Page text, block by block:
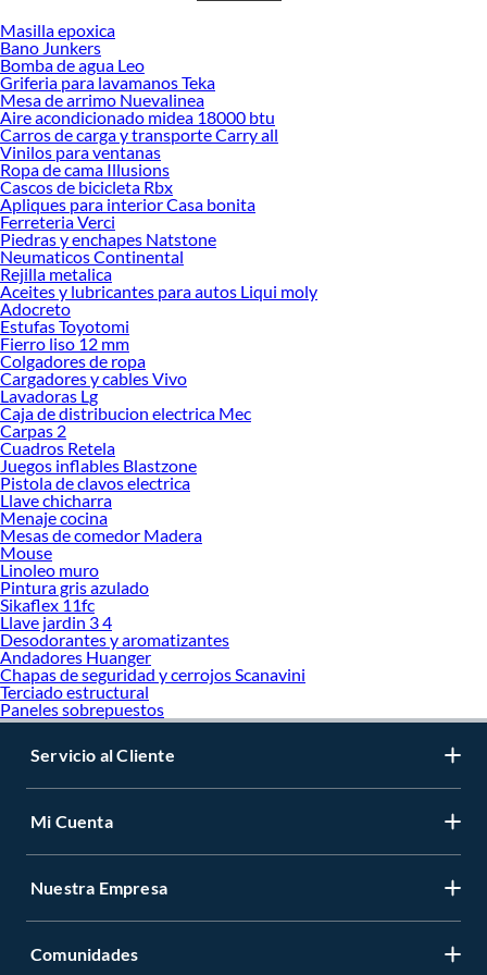
Desde remodelaciones hasta proyectos de decoración, estamos aquí para hacer
tus ideas realidad. ¡Visítanos y encuentra todo lo que tenemos para ofrecerte en
Cortinas de Tela!
Explora la variedad de productos de Cortinas de Tela en Sodimac
Herramientas, materiales y accesorios de calidad para tus proyectos y
renovación de espacios. ¡Visítanos y descubre todo lo que tenemos para
ofrecerte!
Encuentra una amplia variedad de productos de Cortinas de Tela en Sodimac.
Encuentra todo lo necesario para tus proyectos de renovación y decoración.
¡Visítanos y haz tus ideas realidad!
Masilla epoxica
Bano Junkers
Bomba de agua Leo
Griferia para lavamanos Teka
Mesa de arrimo Nuevalinea
Aire acondicionado midea 18000 btu
Carros de carga y transporte Carry all
Vinilos para ventanas
Ropa de cama Illusions
Cascos de bicicleta Rbx
Apliques para interior Casa bonita
Ferreteria Verci
Piedras y enchapes Natstone
Neumaticos Continental
Rejilla metalica
Aceites y lubricantes para autos Liqui moly
Adocreto
Estufas Toyotomi
Fierro liso 12 mm
Colgadores de ropa
Cargadores y cables Vivo
Lavadoras Lg
Caja de distribucion electrica Mec
Carpas 2
Cuadros Retela
Juegos inflables Blastzone
Pistola de clavos electrica
Llave chicharra
Menaje cocina
Mesas de comedor Madera
Mouse
Linoleo muro
Pintura gris azulado
Sikaflex 11fc
Llave jardin 3 4
Desodorantes y aromatizantes
Andadores Huanger
Chapas de seguridad y cerrojos Scanavini
Terciado estructural
Paneles sobrepuestos
Servicio al Cliente
Mi Cuenta
Nuestra Empresa
Comunidades